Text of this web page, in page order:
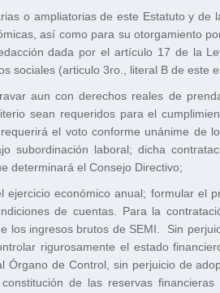
o ampliatorias de este Estatuto y
así como para su otorgamiento
dada por el artículo 17 de la
sociales (articulo 3ro., literal B de este
aun con derechos reales de
sean requeridos para el
el voto conforme unánime
subordinación laboral; dicha
determinará el Consejo Directivo;
económico anual; formular el
de cuentas. Para la
los ingresos brutos de SEMI. Sin
rigurosamente el estado
Órgano de Control, sin perjuicio de
de las reservas